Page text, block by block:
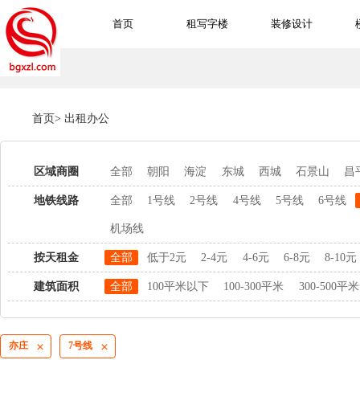
首页 租写字楼 装修设计
首页> 出租办公
区域商圈 全部 朝阳 海淀 东城 西城 石景山 昌
地铁线路 全部 1号线 2号线 4号线 5号线 6号线
机场线
按天租金 全部 低于2元 2-4元 4-6元 6-8元 8-10元
建筑面积 全部 100平米以下 100-300平米 300-500平米
亦庄  7号线 